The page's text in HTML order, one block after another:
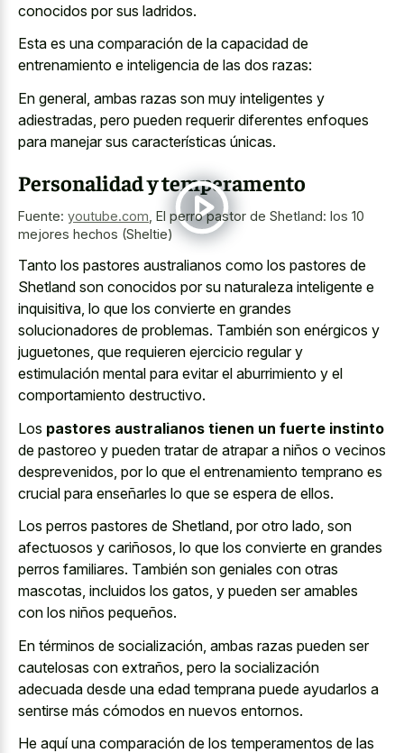
conocidos por sus ladridos.
Esta es una comparación de la capacidad de
entrenamiento e inteligencia de las dos razas:
En general, ambas razas son muy inteligentes y
adiestradas, pero pueden requerir diferentes enfoques
para manejar sus características únicas.
Personalidad y temperamento
Fuente: youtube.com El perro pastor de Shetland: los 10
mejores hechos (Sheltie)
Tanto los pastores australianos como los pastores de
Shetland son conocidos por su naturaleza inteligente e
inquisitiva, lo que los convierte en grandes
solucionadores de problemas. También son enérgicos y
juguetones, que requieren ejercicio regular y
estimulación mental para evitar el aburrimiento y el
comportamiento destructivo.
Los pastores australianos tienen un fuerte instinto
de pastoreo y pueden tratar de atrapar a niños o vecinos
desprevenidos, por lo que el entrenamiento temprano es
crucial para enseñarles lo que se espera de ellos.
Los perros pastores de Shetland, por otro lado, son
afectuosos y cariñosos, lo que los convierte en grandes
perros familiares. También son geniales con otras
mascotas, incluidos los gatos, y pueden ser amables
con los niños pequeños.
En términos de socialización, ambas razas pueden ser
cautelosas con extraños, pero la socialización
adecuada desde una edad temprana puede ayudarlos a
sentirse más cómodos en nuevos entornos.
He aquí una comparación de los temperamentos de las